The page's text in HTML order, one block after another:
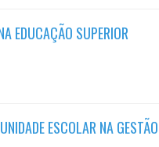
EDUCAÇÃO SUPERIOR
ESCOLAR NA